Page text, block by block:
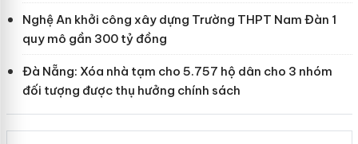
Nghệ An khởi công xây dựng Trường THPT Nam Đàn 1
quy mô gần 300 tỷ đồng
Đà Nẵng: Xóa nhà tạm cho 5.757 hộ dân cho 3 nhóm
đối tượng được thụ hưởng chính sách